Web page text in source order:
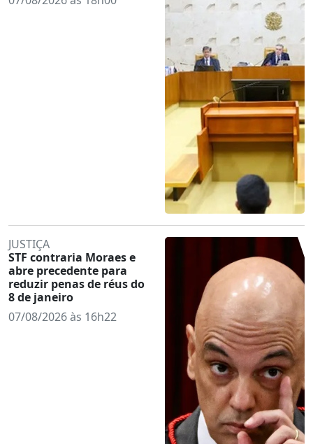
JUSTIÇA
STF contraria Moraes e
abre precedente para
reduzir penas de réus do
8 de janeiro
07/08/2026 às 16h22